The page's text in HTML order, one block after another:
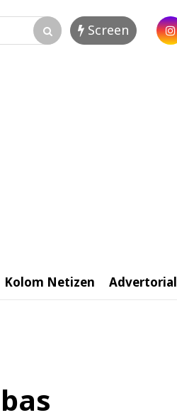
Screen
Kolom Netizen Advertorial